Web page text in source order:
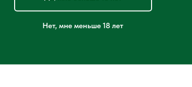
Нет, мне меньше 18 лет
Меню фестиваля завтраков